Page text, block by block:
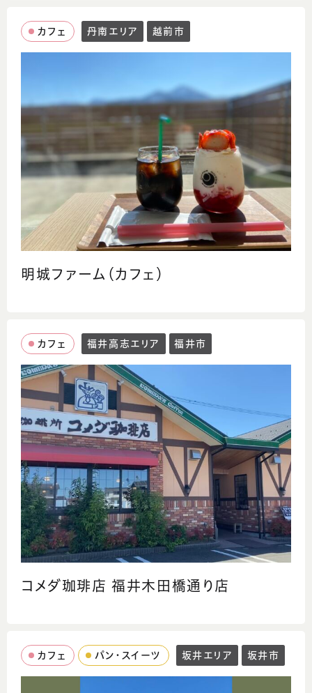
カフェ 丹南エリア 越前市
明城ファーム（カフェ）
カフェ 福井高志エリア 福井市
コメダ珈琲店 福井木田橋通り店
カフェ パン・スイーツ 坂井エリア 坂井市